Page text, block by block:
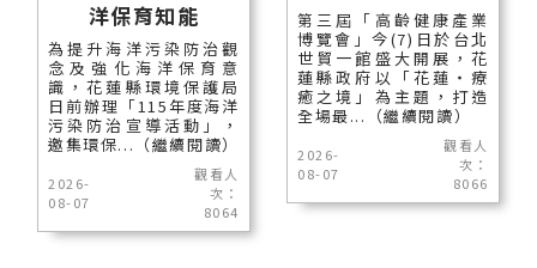
洋保育知能
為提升海洋污染防治觀
念及強化海洋保育意
識，花蓮縣環境保護局
日前辦理「115年度海洋
污染防治宣導活動」，
邀集環保...（繼續閱讀）
2026-
08-07
觀看人
次：
8064
第三屆「高齡健康產業
博覽會」今(7)日於台北
世貿一館盛大開展，花
蓮縣政府以「花蓮‧療
癒之境」為主題，打造
全場最...（繼續閱讀）
2026-
08-07
觀看人
次：
8066